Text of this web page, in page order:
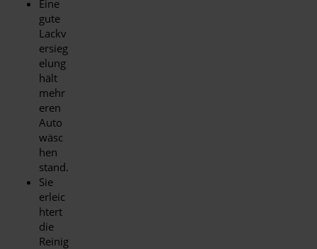
Eine
gute
Lackv
ersieg
elung
hält
mehr
eren
Auto
wäsc
hen
stand.
Sie
erleic
htert
die
Reinig